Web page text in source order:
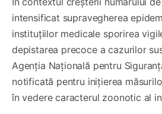
intensificat supravegherea
instituțiilor medicale sporirea
depistarea precoce a cazurilor
Agenția Națională pentru
notificată pentru inițierea
în vedere caracterul zoonotic al